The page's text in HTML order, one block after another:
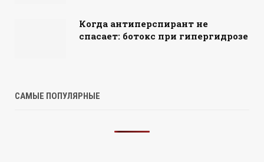
Когда антиперспирант не
спасает: ботокс при гипергидрозе
САМЫЕ ПОПУЛЯРНЫЕ